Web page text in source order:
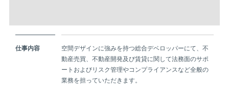
仕事内容
空間デザインに強みを持つ総合デベロッパーにて、不
動産売買、不動産開発及び賃貸に関して法務面のサポ
ートおよびリスク管理やコンプライアンスなど全般の
業務を担っていただきます。